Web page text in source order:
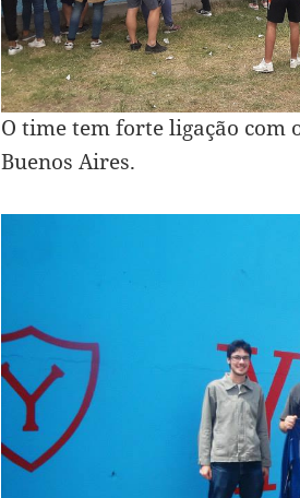
O time tem forte ligação
Buenos Aires.